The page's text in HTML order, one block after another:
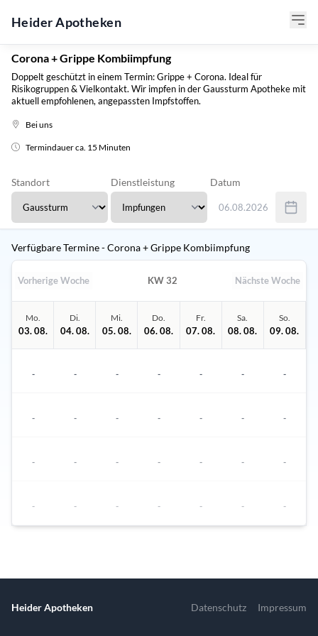
Heider Apotheken
Corona + Grippe Kombiimpfung
Doppelt geschützt in einem Termin: Grippe + Corona. Ideal für
Risikogruppen & Vielkontakt. Wir impfen in der Gaussturm Apotheke mit
aktuell empfohlenen, angepassten Impfstoffen.
Bei uns
Termindauer ca. 15 Minuten
Standort Dienstleistung Datum
Verwenden Sie Tab
06.08.2026
Verfügbare Termine - Corona + Grippe Kombiimpfung
Vorherige Woche KW 32 Nächste Woche
Mo.
03. 08.
Di.
04. 08.
Mi.
05. 08.
Do.
06. 08.
Fr.
07. 08.
Sa.
08. 08.
So.
09. 08.
- - - - - - -
- - - - - - -
- - - - - - -
- - - - - - -
In dieser Woche stehen keine Termine zur Verfügung.
Heider Apotheken Datenschutz Impressum